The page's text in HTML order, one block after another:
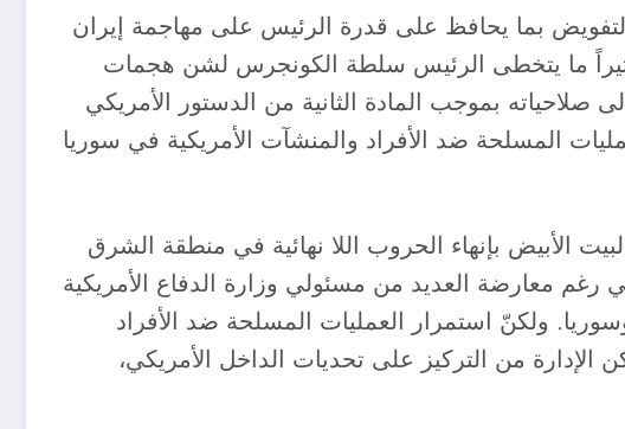
بما يحافظ على قدرة الرئيس على مهاجمة إيران
ما يتخطى الرئيس سلطة الكونجرس لشن هجمات
بموجب المادة الثانية من الدستور الأمريكي
المسلحة ضد الأفراد والمنشآت الأمريكية في سوريا
الأبيض بإنهاء الحروب اللا نهائية في منطقة الشرق
أفغانستان في ٣١ أغسطس من العام الماضي رغم معارضة العديد من مسئولي وزارة الدفاع الأمريكية
ولكنّ استمرار العمليات المسلحة ضد الأفراد
الإدارة من التركيز على تحديات الداخل الأمريكي،